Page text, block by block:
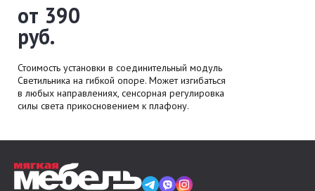
от 390
руб.
Стоимость установки в соединительный модуль
Светильника на гибкой опоре. Может изгибаться
в любых направлениях, сенсорная регулировка
силы света прикосновением к плафону.